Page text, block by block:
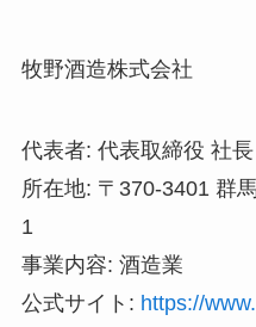
牧野酒造株式会社
代表者: 代表取締役 社
所在地: 〒370-3401 群
1
事業内容: 酒造業
公式サイト: https://